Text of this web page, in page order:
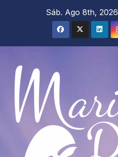
Sáb. Ago 8th, 2026